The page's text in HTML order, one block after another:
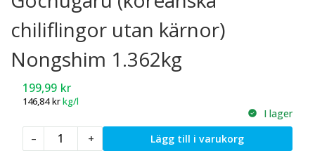
chiliflingor utan kärnor)
Nongshim 1.362kg
199,99 kr
146,84krkg/l
I lager
–
Gochugaru
(koreanska
+ Lägg till i varukorg